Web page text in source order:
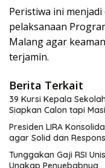
Peristiwa ini
pelaksanaan
Malang agar
terjamin.
Berita Terkait
39 Kursi Kepala
Siapkan Calon tapi
Presiden LIRA
agar Solid dan
Tunggakan Gaji RSI
Ungkap Penyebabnya